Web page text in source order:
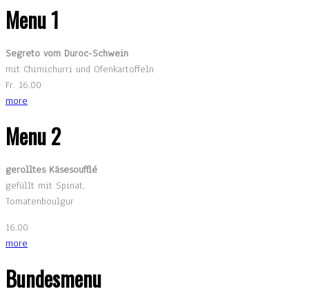
Menu 1
Segreto vom Duroc-Schwein
mit Chimichurri und Ofenkartoffeln
Fr. 16.00
more
Menu 2
gerolltes Käsesoufflé
gefüllt mit Spinat,
Tomatenboulgur
16.00
more
Bundesmenu